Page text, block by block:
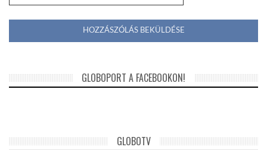
GLOBOPORT A FACEBOOKON!
GLOBOTV